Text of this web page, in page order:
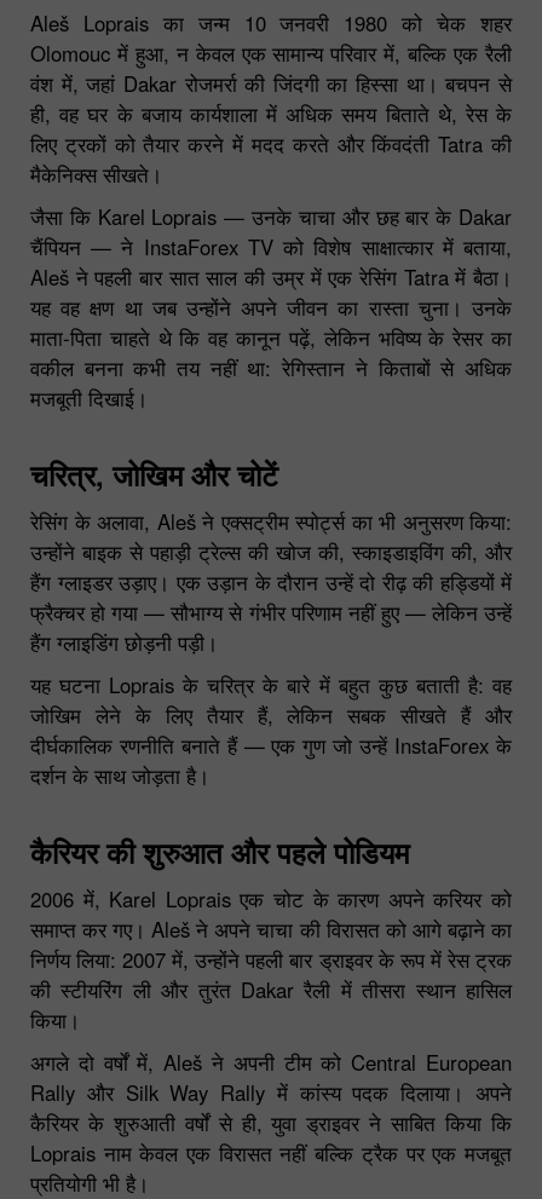
Aleš Loprais का जन्म 10 जनवरी 1980 को चेक शहर
Olomouc में हुआ, न केवल एक सामान्य परिवार में, बल्कि एक रैली
वंश में, जहां Dakar रोजमर्रा की जिंदगी का हिस्सा था। बचपन से
ही, वह घर के बजाय कार्यशाला में अधिक समय बिताते थे, रेस के
लिए ट्रकों को तैयार करने में मदद करते और किंवदंती Tatra की
मैकेनिक्स सीखते।
जैसा कि Karel Loprais — उनके चाचा और छह बार के Dakar
चैंपियन — ने InstaForex TV को विशेष साक्षात्कार में बताया,
Aleš ने पहली बार सात साल की उम्र में एक रेसिंग Tatra में बैठा।
यह वह क्षण था जब उन्होंने अपने जीवन का रास्ता चुना। उनके
माता-पिता चाहते थे कि वह कानून पढ़ें, लेकिन भविष्य के रेसर का
वकील बनना कभी तय नहीं था: रेगिस्तान ने किताबों से अधिक
मजबूती दिखाई।
चरित्र, जोखिम और चोटें
रेसिंग के अलावा, Aleš ने एक्सट्रीम स्पोर्ट्स का भी अनुसरण किया:
उन्होंने बाइक से पहाड़ी ट्रेल्स की खोज की, स्काइडाइविंग की, और
हैंग ग्लाइडर उड़ाए। एक उड़ान के दौरान उन्हें दो रीढ़ की हड्डियों में
फ्रैक्चर हो गया — सौभाग्य से गंभीर परिणाम नहीं हुए — लेकिन उन्हें
हैंग ग्लाइडिंग छोड़नी पड़ी।
यह घटना Loprais के चरित्र के बारे में बहुत कुछ बताती है: वह
जोखिम लेने के लिए तैयार हैं, लेकिन सबक सीखते हैं और
दीर्घकालिक रणनीति बनाते हैं — एक गुण जो उन्हें InstaForex के
दर्शन के साथ जोड़ता है।
कैरियर की शुरुआत और पहले पोडियम
2006 में, Karel Loprais एक चोट के कारण अपने करियर को
समाप्त कर गए। Aleš ने अपने चाचा की विरासत को आगे बढ़ाने का
निर्णय लिया: 2007 में, उन्होंने पहली बार ड्राइवर के रूप में रेस ट्रक
की स्टीयरिंग ली और तुरंत Dakar रैली में तीसरा स्थान हासिल
किया।
अगले दो वर्षों में, Aleš ने अपनी टीम को Central European
Rally और Silk Way Rally में कांस्य पदक दिलाया। अपने
कैरियर के शुरुआती वर्षों से ही, युवा ड्राइवर ने साबित किया कि
Loprais नाम केवल एक विरासत नहीं बल्कि ट्रैक पर एक मजबूत
प्रतियोगी भी है।